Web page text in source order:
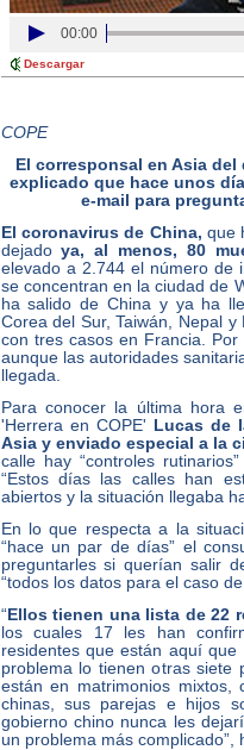
00:00
Descargar
COPE
El corresponsal en Asia
explicado que hace unos
e-mail para
El coronavirus de China, que
dejadoya, al menos, 80
elevado a 2.744 el número de
se concentran en la ciudad de
ha salido de China y ya ha
Corea del Sur, Taiwán, Nepal
con tres casos en Francia.
aunque las autoridades
llegada.
Para conocer la última hora
'Herrera en COPE'
Lucas de
Asia y enviado especial a la
calle hay “controles
“Estos días las calles han
abiertos y la situación llegaba
En lo que respecta a la
“hace un par de días” el
preguntarles si querían salir
“todos los datos para el caso
“Ellos tienen una lista de 22
los cuales 17 les han
residentes que están aquí
problema lo tienen otras siete
están en matrimonios
chinas, sus parejas e hijos
gobierno chino nunca les
un problema más complicado”,